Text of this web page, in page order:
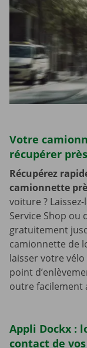
Votre
récupérer
Récupérez
camionnette
voiture ?
Service Shop ou
gratuitement
camionnette de
laisser votre vélo
point
outre facilement
Appli Dockx :
contact de